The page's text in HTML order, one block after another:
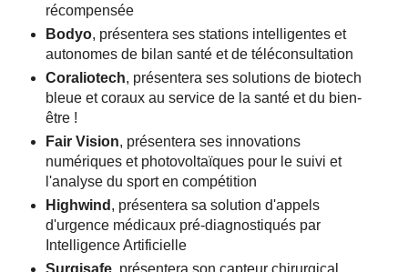
récompensée
Bodyo, présentera ses stations intelligentes et
autonomes de bilan santé et de téléconsultation
Coraliotech, présentera ses solutions de biotech
bleue et coraux au service de la santé et du bien-
être !
Fair Vision, présentera ses innovations
numériques et photovoltaïques pour le suivi et
l'analyse du sport en compétition
Highwind , présentera sa solution d'appels
d'urgence médicaux pré-diagnostiqués par
Intelligence Artificielle
Surgisafe, présentera son capteur chirurgical